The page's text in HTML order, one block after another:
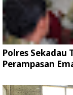
Polres Sekadau
Perampasan